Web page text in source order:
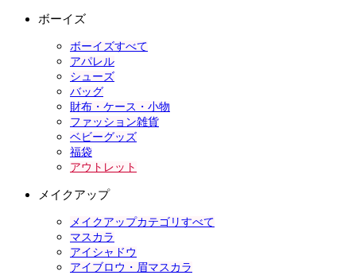
ボーイズ
ボーイズすべて
アパレル
シューズ
バッグ
財布・ケース・小物
ファッション雑貨
ベビーグッズ
福袋
アウトレット
メイクアップ
メイクアップカテゴリすべて
マスカラ
アイシャドウ
アイブロウ・眉マスカラ